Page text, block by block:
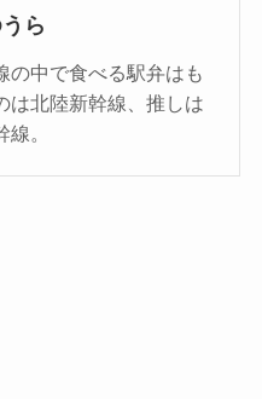
ら
の中で食べる駅弁はも
は北陸新幹線、推しは
。